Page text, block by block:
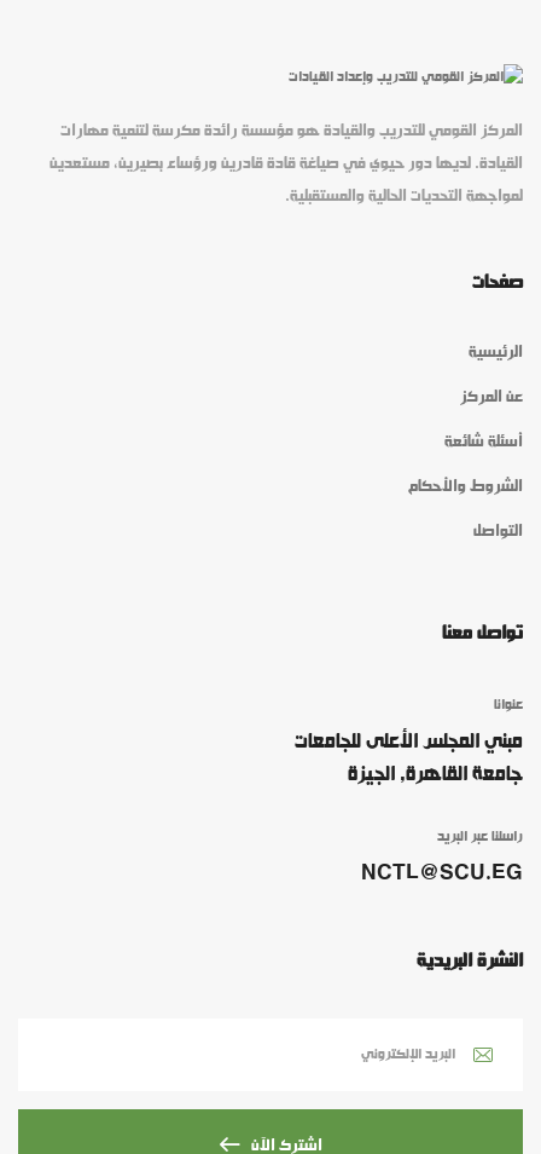
المركز القومي للتدريب والقيادة هو مؤسسة رائدة مكرسة لتنمية مهارات
القيادة. لديها دور حيوي في صياغة قادة قادرين ورؤساء بصيرين، مستعدين
لمواجهة التحديات الحالية والمستقبلية.
صفحات
الرئيسية
عن المركز
أسئلة شائعة
الشروط والأحكام
التواصل
تواصل معنا
عنوانا
مبني المجلس الأعلى للجامعات
جامعة القاهرة, الجيزة
راسلنا عبر البريد
NCTL@SCU.EG
النشرة البريدية
اشترك الآن